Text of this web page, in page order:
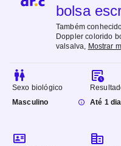
bolsa
Também
Doppler colorido
valsalva, Mostrar
Sexo biológico
Masculino
Até 1